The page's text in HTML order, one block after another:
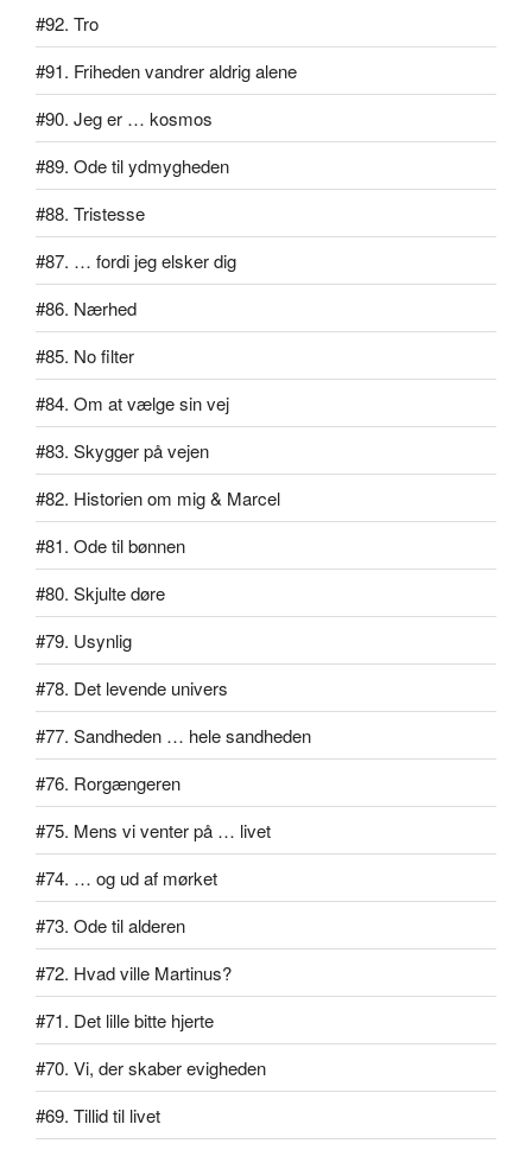
#92. Tro
#91. Friheden vandrer aldrig alene
#90. Jeg er … kosmos
#89. Ode til ydmygheden
#88. Tristesse
#87. … fordi jeg elsker dig
#86. Nærhed
#85. No filter
#84. Om at vælge sin vej
#83. Skygger på vejen
#82. Historien om mig & Marcel
#81. Ode til bønnen
#80. Skjulte døre
#79. Usynlig
#78. Det levende univers
#77. Sandheden … hele sandheden
#76. Rorgængeren
#75. Mens vi venter på … livet
#74. … og ud af mørket
#73. Ode til alderen
#72. Hvad ville Martinus?
#71. Det lille bitte hjerte
#70. Vi, der skaber evigheden
#69. Tillid til livet